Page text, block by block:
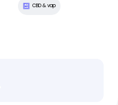
CBD & vap